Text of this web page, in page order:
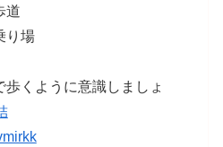
道
り場
くように意識しましょ